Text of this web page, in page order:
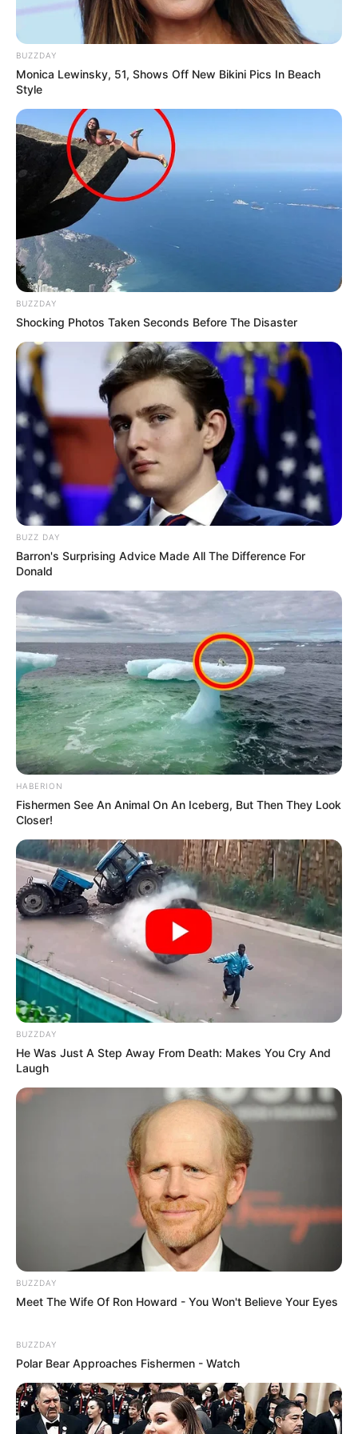
Facebook
Twitter
Pinterest
Share
Recomendados para você
Artesanato com tecido:
Grandes idéias para você
BUZZDAY
Monica Lewinsky, 51, Shows Off New Bikini Pics In Beach
Style
BUZZDAY
Shocking Photos Taken Seconds Before The Disaster
BUZZ DAY
Barron's Surprising Advice Made All The Difference For
Donald
HABERION
Fishermen See An Animal On An Iceberg, But Then They Look
Closer!
BUZZDAY
He Was Just A Step Away From Death: Makes You Cry And
Laugh
BUZZDAY
Meet The Wife Of Ron Howard - You Won't Believe Your Eyes
BUZZDAY
Polar Bear Approaches Fishermen - Watch